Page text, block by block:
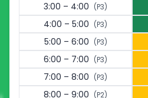
3:00 – 4:00 (P3)
4:00 – 5:00 (P3)
5:00 – 6:00 (P3)
6:00 – 7:00 (P3)
7:00 – 8:00 (P3)
8:00 – 9:00 (P2)